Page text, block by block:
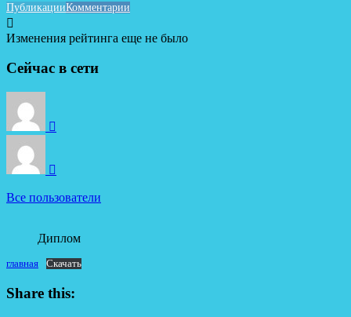
ПубликацииКомментарии
Изменения рейтинга еще не было
Сейчас в сети
Все пользователи
Диплом
главная Скачать
Share this: